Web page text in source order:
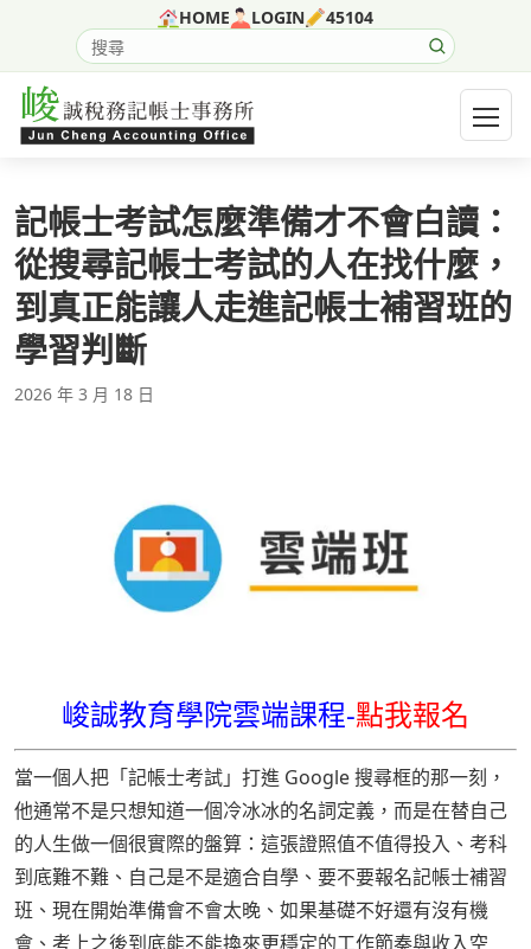
HOME LOGIN 45104
搜尋網站內容
開啟
記帳士考試怎麼準備才不會白讀：
從搜尋記帳士考試的人在找什麼，
到真正能讓人走進記帳士補習班的
學習判斷
2026 年 3 月 18 日
峻誠教育學院雲端課程-點我報名
當一個人把「記帳士考試」打進 Google 搜尋框的那一刻，
他通常不是只想知道一個冷冰冰的名詞定義，而是在替自己
的人生做一個很實際的盤算：這張證照值不值得投入、考科
到底難不難、自己是不是適合自學、要不要報名記帳士補習
班、現在開始準備會不會太晚、如果基礎不好還有沒有機
會、考上之後到底能不能換來更穩定的工作節奏與收入空